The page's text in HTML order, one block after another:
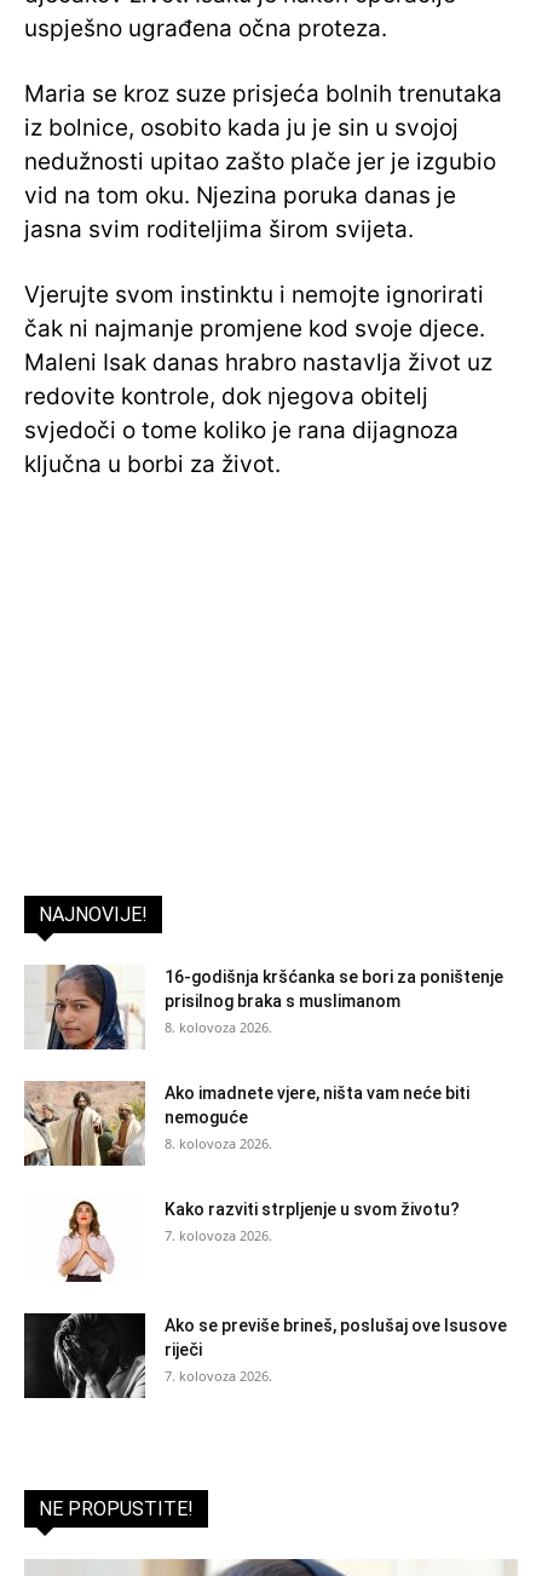
uspješno ugrađena očna proteza.
Maria se kroz suze prisjeća bolnih trenutaka
iz bolnice, osobito kada ju je sin u svojoj
nedužnosti upitao zašto plače jer je izgubio
vid na tom oku. Njezina poruka danas je
jasna svim roditeljima širom svijeta.
Vjerujte svom instinktu i nemojte ignorirati
čak ni najmanje promjene kod svoje djece.
Maleni Isak danas hrabro nastavlja život uz
redovite kontrole, dok njegova obitelj
svjedoči o tome koliko je rana dijagnoza
ključna u borbi za život.
NAJNOVIJE!
16-godišnja kršćanka se bori za poništenje
prisilnog braka s muslimanom
8. kolovoza 2026.
Ako imadnete vjere, ništa vam neće biti
nemoguće
8. kolovoza 2026.
Kako razviti strpljenje u svom životu?
7. kolovoza 2026.
Ako se previše brineš, poslušaj ove Isusove
riječi
7. kolovoza 2026.
NE PROPUSTITE!